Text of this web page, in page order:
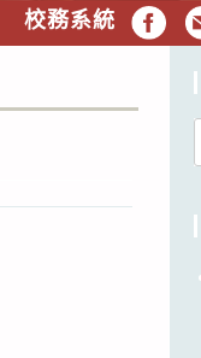
校務系統 FB